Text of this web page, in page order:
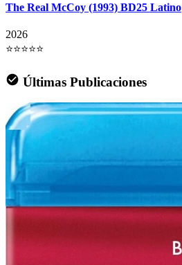
The Real McCoy (1993) BD25 Latino
2026
⭐⭐⭐⭐⭐
Últimas Publicaciones